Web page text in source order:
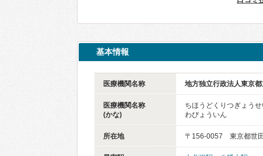
基本情報
医療機関名称 地方独立行政法人東京
医療機関名称
(かな)
ちほうどくりつぎょう
わびょういん
所在地 〒156-0057 東京都世